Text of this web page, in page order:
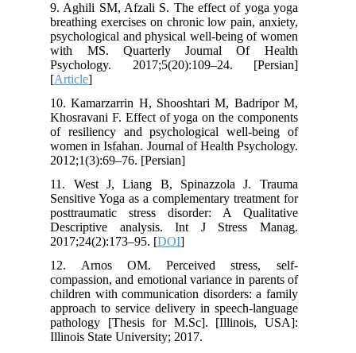
9. Aghili SM, Afzali S. The effect of yoga yoga
breathing exercises on chronic low pain, anxiety,
psychological and physical well-being of women
with MS. Quarterly Journal Of Health
Psychology. 2017;5(20):109–24. [Persian]
[Article
10. Kamarzarrin H, Shooshtari M, Badripor M,
Khosravani F. Effect of yoga on the components
of resiliency and psychological well-being of
women in Isfahan. Journal of Health Psychology.
2012;1(3):69–76. [Persian]
11. West J, Liang B, Spinazzola J. Trauma
Sensitive Yoga as a complementary treatment for
posttraumatic stress disorder: A Qualitative
Descriptive analysis. Int J Stress Manag.
2017;24(2):173–95. [DOI
12. Arnos OM. Perceived stress, self-
compassion, and emotional variance in parents of
children with communication disorders: a family
approach to service delivery in speech-language
pathology [Thesis for M.Sc]. [Illinois, USA]:
Illinois State University; 2017.